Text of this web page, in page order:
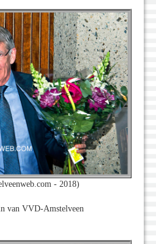
- 2018)
van VVD-Amstelveen